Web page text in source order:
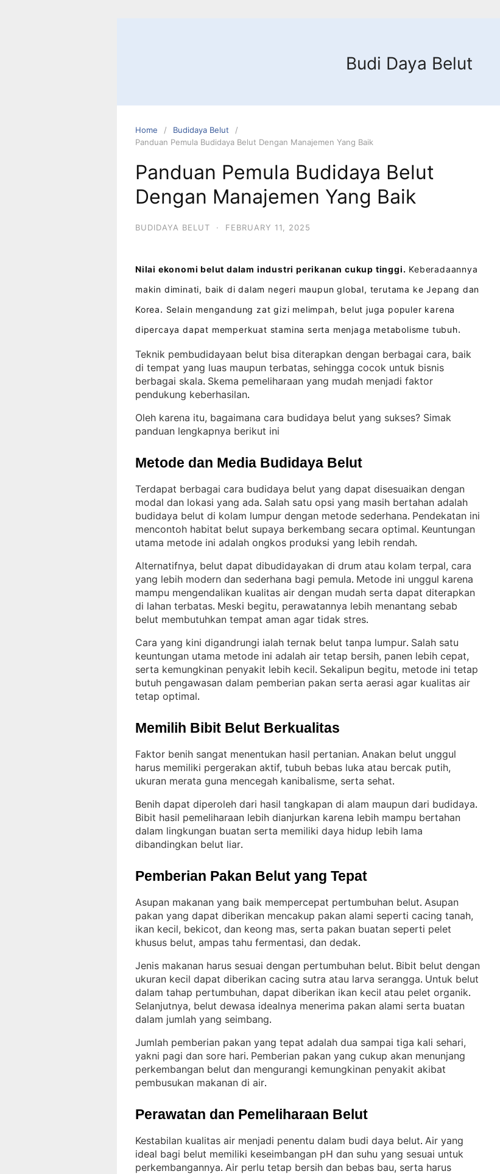
Budi Daya Belut
Home
Budidaya Belut
Panduan Pemula Budidaya Belut Dengan Manajemen Yang Baik
Panduan Pemula Budidaya Belut
Dengan Manajemen Yang Baik
BUDIDAYA BELUT · FEBRUARY 11, 2025
Nilai ekonomi belut dalam industri perikanan cukup tinggi. Keberadaannya
makin diminati, baik di dalam negeri maupun global, terutama ke Jepang dan
Korea. Selain mengandung zat gizi melimpah, belut juga populer karena
dipercaya dapat memperkuat stamina serta menjaga metabolisme tubuh.
Teknik pembudidayaan belut bisa diterapkan dengan berbagai cara, baik
di tempat yang luas maupun terbatas, sehingga cocok untuk bisnis
berbagai skala. Skema pemeliharaan yang mudah menjadi faktor
pendukung keberhasilan.
Oleh karena itu, bagaimana cara budidaya belut yang sukses? Simak
panduan lengkapnya berikut ini
Metode dan Media Budidaya Belut
Terdapat berbagai cara budidaya belut yang dapat disesuaikan dengan
modal dan lokasi yang ada. Salah satu opsi yang masih bertahan adalah
budidaya belut di kolam lumpur dengan metode sederhana. Pendekatan ini
mencontoh habitat belut supaya berkembang secara optimal. Keuntungan
utama metode ini adalah ongkos produksi yang lebih rendah.
Alternatifnya, belut dapat dibudidayakan di drum atau kolam terpal, cara
yang lebih modern dan sederhana bagi pemula. Metode ini unggul karena
mampu mengendalikan kualitas air dengan mudah serta dapat diterapkan
di lahan terbatas. Meski begitu, perawatannya lebih menantang sebab
belut membutuhkan tempat aman agar tidak stres.
Cara yang kini digandrungi ialah ternak belut tanpa lumpur. Salah satu
keuntungan utama metode ini adalah air tetap bersih, panen lebih cepat,
serta kemungkinan penyakit lebih kecil. Sekalipun begitu, metode ini tetap
butuh pengawasan dalam pemberian pakan serta aerasi agar kualitas air
tetap optimal.
Memilih Bibit Belut Berkualitas
Faktor benih sangat menentukan hasil pertanian. Anakan belut unggul
harus memiliki pergerakan aktif, tubuh bebas luka atau bercak putih,
ukuran merata guna mencegah kanibalisme, serta sehat.
Benih dapat diperoleh dari hasil tangkapan di alam maupun dari budidaya
Bibit hasil pemeliharaan lebih dianjurkan karena lebih mampu bertahan
dalam lingkungan buatan serta memiliki daya hidup lebih lama
dibandingkan belut liar.
Pemberian Pakan Belut yang Tepat
Asupan makanan yang baik mempercepat pertumbuhan belut. Asupan
pakan yang dapat diberikan mencakup pakan alami seperti cacing tanah,
ikan kecil, bekicot, dan keong mas, serta pakan buatan seperti pelet
khusus belut, ampas tahu fermentasi, dan dedak.
Jenis makanan harus sesuai dengan pertumbuhan belut. Bibit belut dengan
ukuran kecil dapat diberikan cacing sutra atau larva serangga. Untuk belut
dalam tahap pertumbuhan, dapat diberikan ikan kecil atau pelet organik
Selanjutnya, belut dewasa idealnya menerima pakan alami serta buatan
dalam jumlah yang seimbang.
Jumlah pemberian pakan yang tepat adalah dua sampai tiga kali sehari,
yakni pagi dan sore hari. Pemberian pakan yang cukup akan menunjang
perkembangan belut dan mengurangi kemungkinan penyakit akibat
pembusukan makanan di air.
Perawatan dan Pemeliharaan Belut
Kestabilan kualitas air menjadi penentu dalam budi daya belut. Air yang
ideal bagi belut memiliki keseimbangan pH dan suhu yang sesuai untuk
perkembangannya. Air perlu tetap bersih dan bebas bau, serta harus